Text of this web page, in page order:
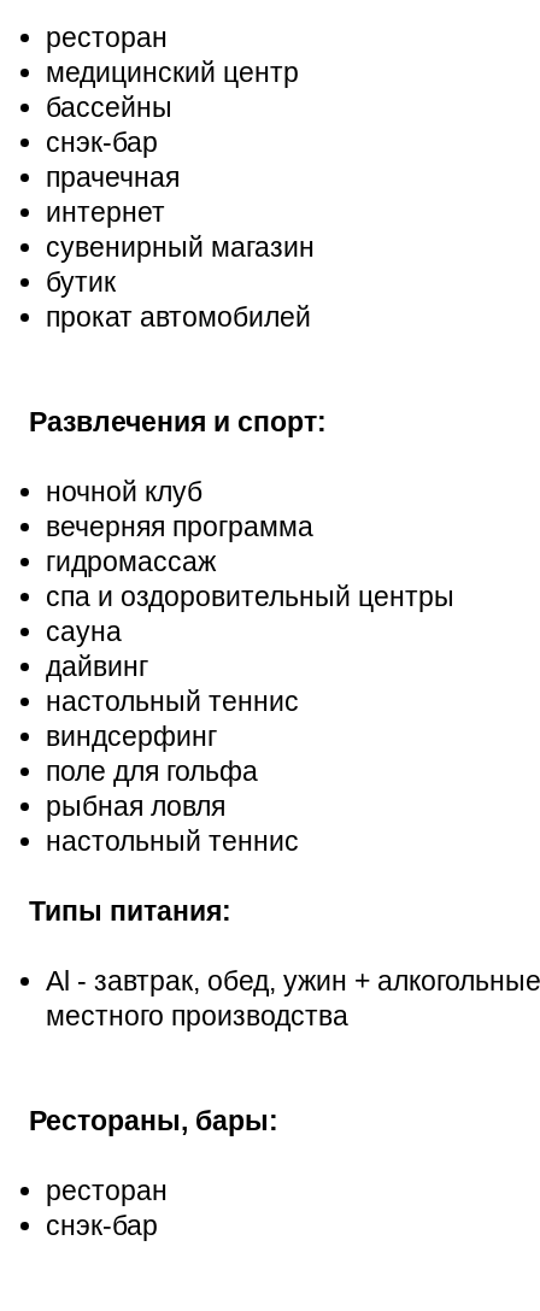
ресторан
медицинский центр
бассейны
снэк-бар
прачечная
интернет
сувенирный магазин
бутик
прокат автомобилей
Развлечения и спорт:
ночной клуб
вечерняя программа
гидромассаж
спа и оздоровительный центры
сауна
дайвинг
настольный теннис
виндсерфинг
поле для гольфа
рыбная ловля
настольный теннис
Типы питания:
Al - завтрак, обед, ужин +
местного производства
Рестораны, бары:
ресторан
снэк-бар